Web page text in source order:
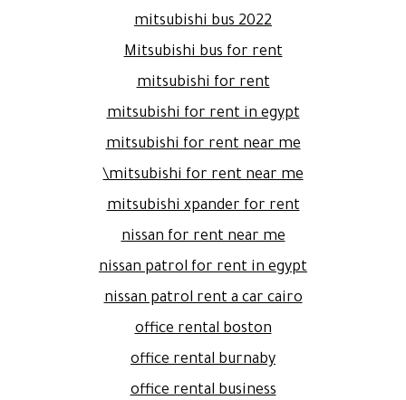
mitsubishi bus 2022
Mitsubishi bus for rent
mitsubishi for rent
mitsubishi for rent in egypt
mitsubishi for rent near me
mitsubishi for rent near me\
mitsubishi xpander for rent
nissan for rent near me
nissan patrol for rent in egypt
nissan patrol rent a car cairo
office rental boston
office rental burnaby
office rental business